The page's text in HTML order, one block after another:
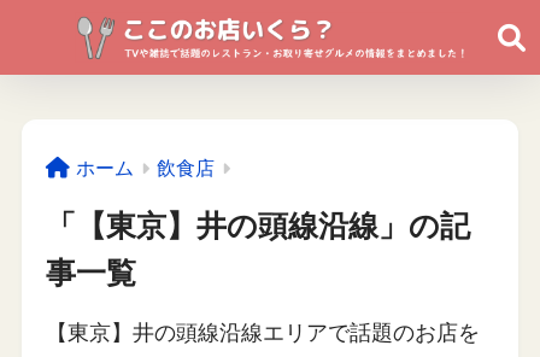
ホーム 飲食店
「【東京】井の頭線沿線」の記
事一覧
【東京】井の頭線沿線エリアで話題のお店を